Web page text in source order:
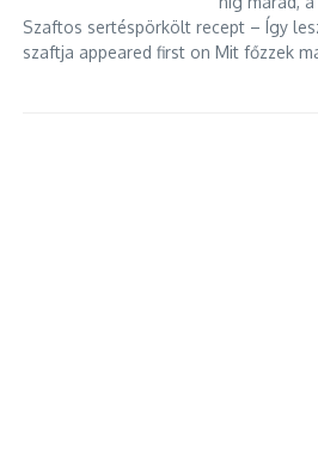
Szaftos sertéspörkölt recept – Így
szaftja appeared first on Mit főzzek